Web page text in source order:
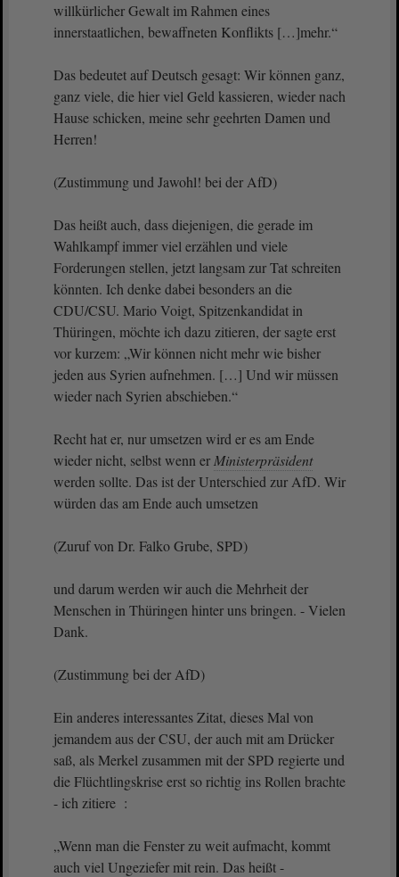
willkürlicher Gewalt im Rahmen eines
innerstaatlichen, bewaffneten Konflikts […]mehr.“
Das bedeutet auf Deutsch gesagt: Wir können ganz,
ganz viele, die hier viel Geld kassieren, wieder nach
Hause schicken, meine sehr geehrten Damen und
Herren!
(Zustimmung und Jawohl! bei der AfD)
Das heißt auch, dass diejenigen, die gerade im
Wahlkampf immer viel erzählen und viele
Forderungen stellen, jetzt langsam zur Tat schreiten
könnten. Ich denke dabei besonders an die
CDU/CSU. Mario Voigt, Spitzenkandidat in
Thüringen, möchte ich dazu zitieren, der sagte erst
vor kurzem: „Wir können nicht mehr wie bisher
jeden aus Syrien aufnehmen. […] Und wir müssen
wieder nach Syrien abschieben.“
Recht hat er, nur umsetzen wird er es am Ende
wieder nicht, selbst wenn er Ministerpräsident
werden sollte. Das ist der Unterschied zur AfD. Wir
würden das am Ende auch umsetzen
(Zuruf von Dr. Falko Grube, SPD)
und darum werden wir auch die Mehrheit der
Menschen in Thüringen hinter uns bringen. - Vielen
Dank.
(Zustimmung bei der AfD)
Ein anderes interessantes Zitat, dieses Mal von
jemandem aus der CSU, der auch mit am Drücker
saß, als Merkel zusammen mit der SPD regierte und
die Flüchtlingskrise erst so richtig ins Rollen brachte
- ich zitiere :
„Wenn man die Fenster zu weit aufmacht, kommt
auch viel Ungeziefer mit rein. Das heißt -